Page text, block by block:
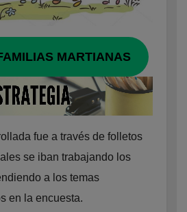
MARTIANAS
fue a través de folletos
se iban trabajando los
a los temas
en la encuesta.